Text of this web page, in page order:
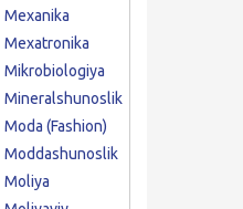
Mexanika
Mexatronika
Mikrobiologiya
Mineralshunoslik
Moda (Fashion)
Moddashunoslik
Moliya